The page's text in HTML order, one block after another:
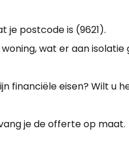
je postcode is (9621).
wat er aan isolatie
financiële eisen? Wilt u
je de offerte op maat.